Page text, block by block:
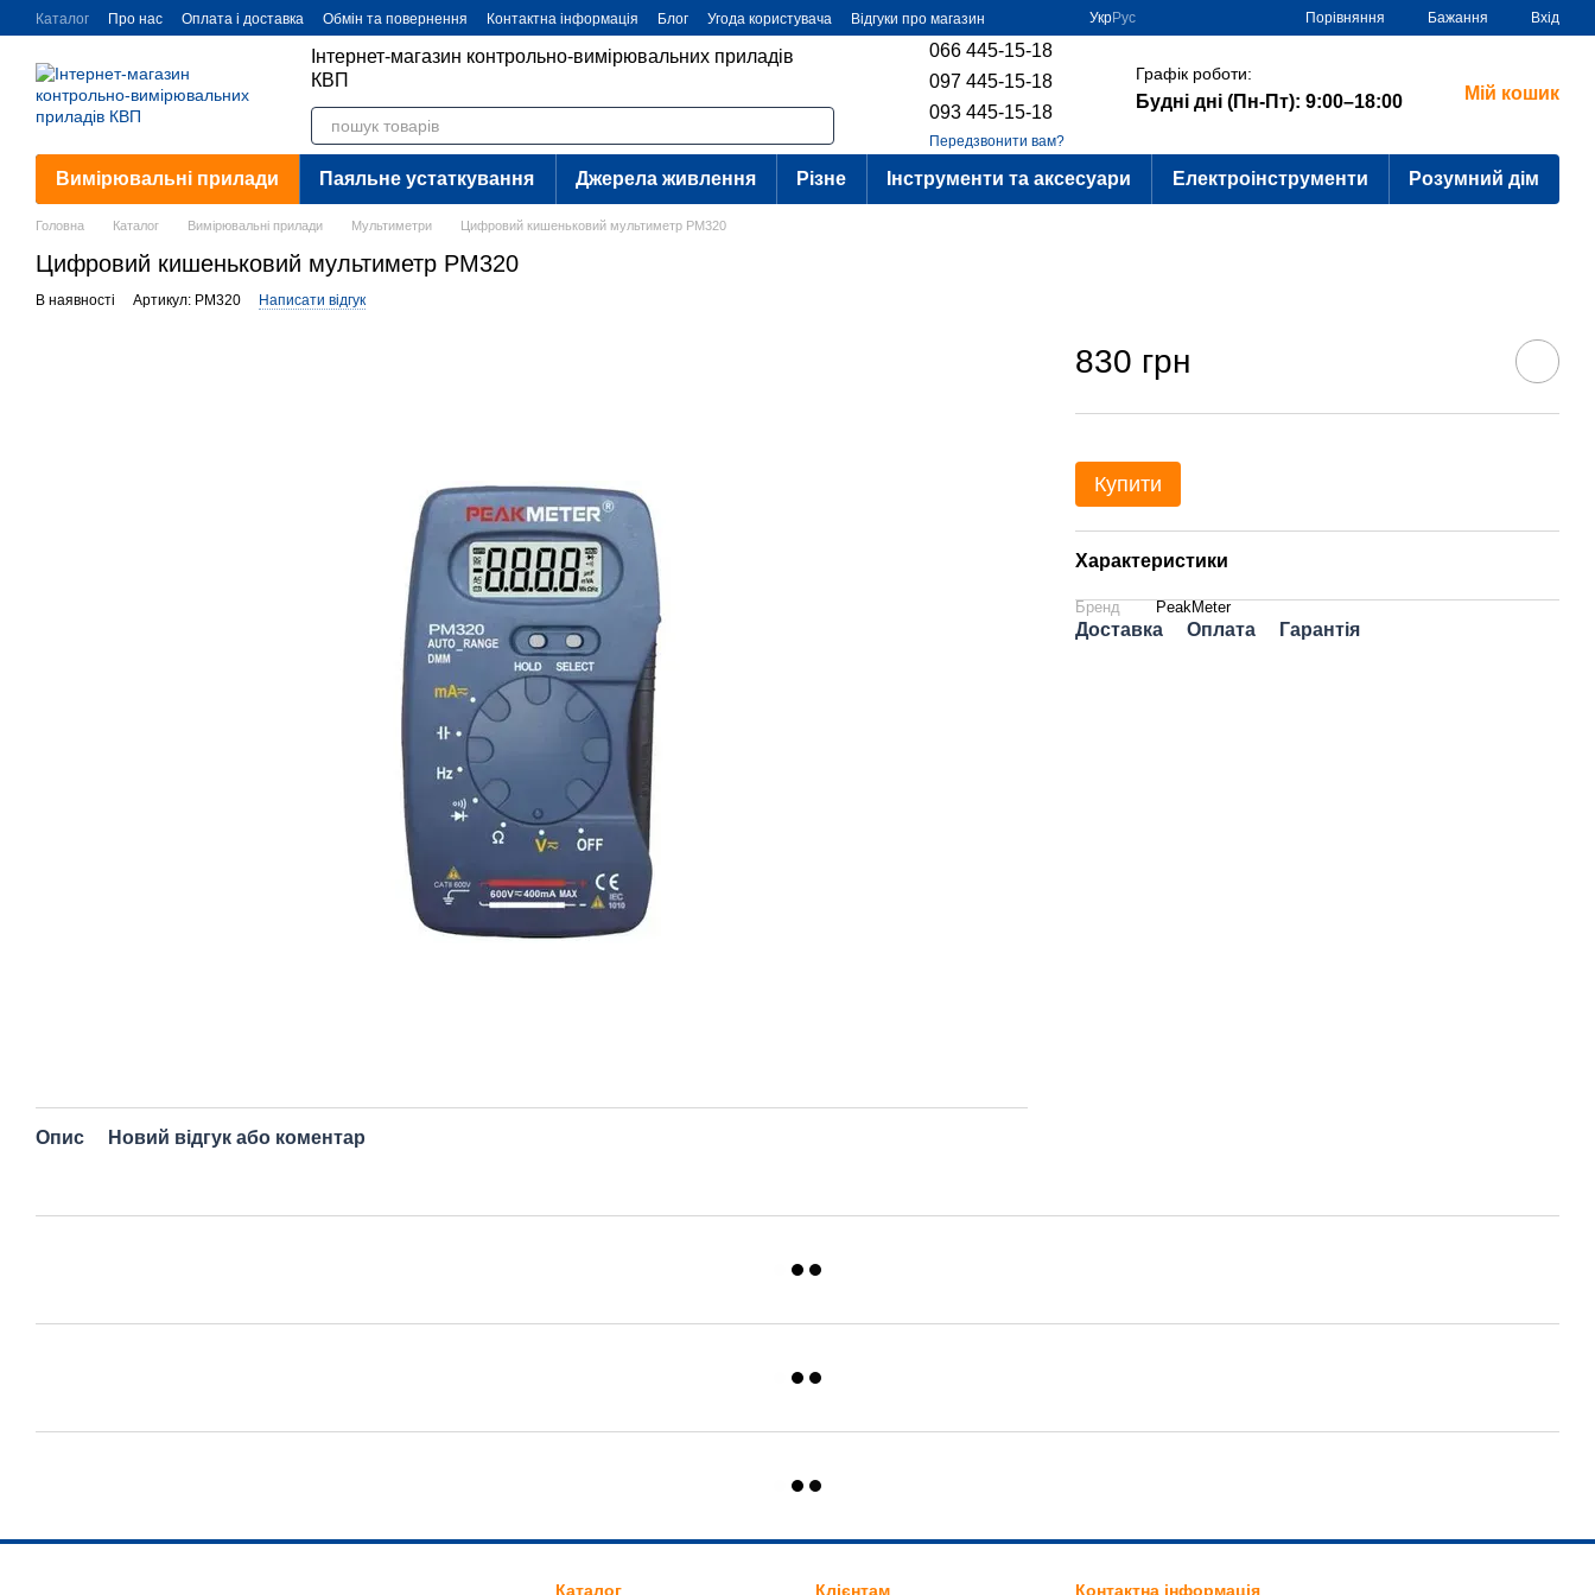
Перейти до основного контенту
Каталог Про нас Оплата і доставка Обмін та повернення Контактна інформація Блог Угода користувача Відгуки про магазин УкрРус Порівняння Бажання Вхід
Інтернет-магазин контрольно-вимірювальних приладів
КВП
066 445-15-18
097 445-15-18
093 445-15-18
Передзвонити вам?
Графік роботи:
Будні дні (Пн-Пт): 9:00–18:00 Мій кошик
Вимірювальні прилади Паяльне устаткування Джерела живлення Різне Інструменти та аксесуари Електроінструменти Розумний дім
Головна Каталог Вимірювальні прилади Мультиметри Цифровий кишеньковий мультиметр PM320
Цифровий кишеньковий мультиметр PM320
В наявності Артикул: PM320 Написати відгук
Опис Новий відгук або коментар
830 грн
Купити
Характеристики
Бренд PeakMeter
Доставка Оплата Гарантія
Каталог Клієнтам Контактна інформація